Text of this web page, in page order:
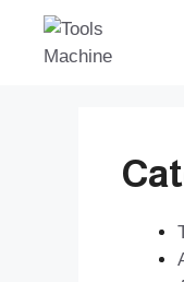
Saltar
contenido